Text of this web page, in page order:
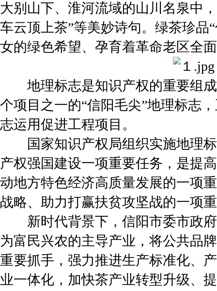
大别山下、淮河流域的山川名泉中
车云顶上茶”等美妙诗句。绿茶珍品
女的绿色希望、孕育着革命老区全
地理标志是知识产权的重要组成
个项目之一的“信阳毛尖”地理标志
志运用促进工程项目。
国家知识产权局组织实施地理标
产权强国建设一项重要任务，是提
动地方特色经济高质量发展的一项
战略、助力打赢扶贫攻坚战的一项
新时代背景下，信阳市委市政府
为富民兴农的主导产业，将公共品
重要抓手，强力推进生产标准化、
业一体化，加快茶产业转型升级、